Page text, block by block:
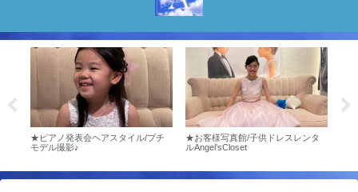
★ピアノ発表会ヘアスタイル/プチ
モデル撮影♪
★お客様写真館/子供ドレスレンタ
ルAngel’sCloset